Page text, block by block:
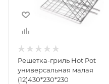
Высота, мм
230
Решетка-гриль Hot Pot
универсальная малая
(12)430*230*230